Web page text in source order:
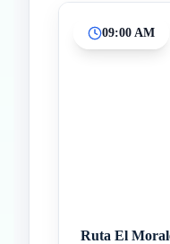
09:00 AM
Ruta El